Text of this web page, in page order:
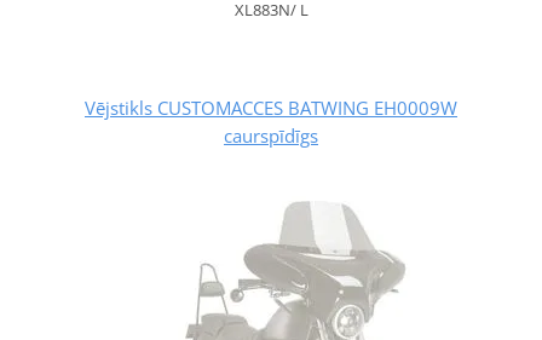
XL883N/ L
Vējstikls CUSTOMACCES BATWING EH0009W
caurspīdīgs